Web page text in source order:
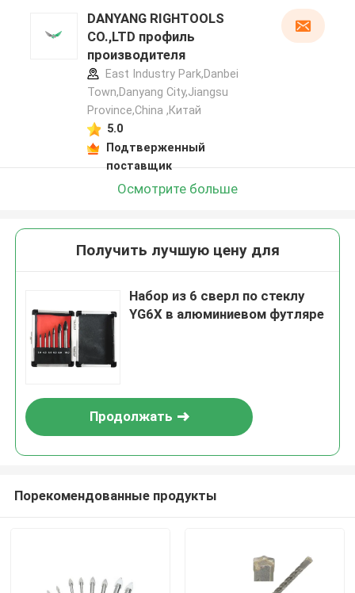
DANYANG RIGHTOOLS
CO.,LTD профиль
производителя
East Industry Park,Danbei
Town,Danyang City,Jiangsu
Province,China ,Китай
5.0
Подтверженный
поставщик
Осмотрите больше
Получить лучшую цену для
Набор из 6 сверл по стеклу
YG6X в алюминиевом футляре
Продолжать
Порекомендованные продукты